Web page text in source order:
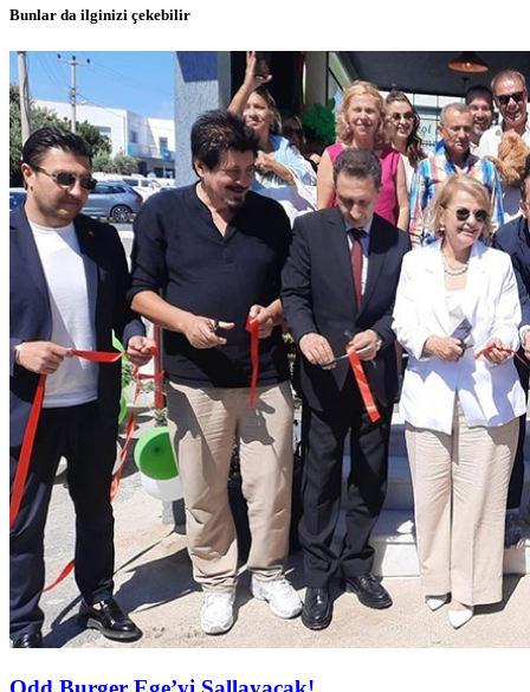
Bunlar da ilginizi çekebilir